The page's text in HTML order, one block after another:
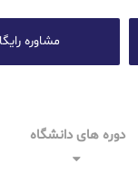
مشاوره
دوره های دانشگاه